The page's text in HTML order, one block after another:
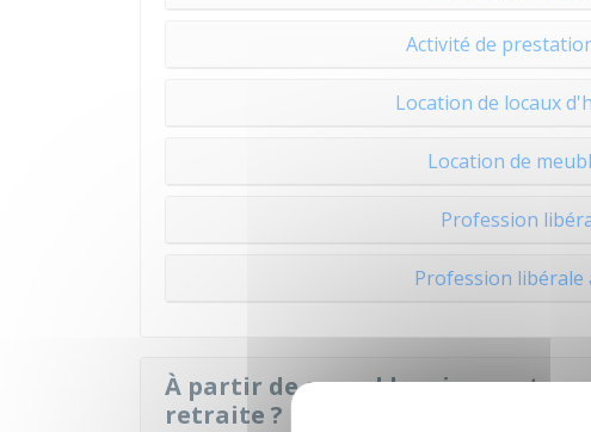
Activité de
Location de locaux
Location de
Profession
Profession libérale
À partir de quand le micro-
retraite ?